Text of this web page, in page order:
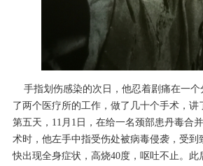
手指划伤感染的次日，他忍着剧痛在一个
了两个医疗所的工作，做了几十个手术，讲
第五天，11月1日，在给一名颈部患丹毒合
术时，他左手中指受伤处被病毒侵袭，受到
快出现全身症状，高烧40度，呕吐不止。此